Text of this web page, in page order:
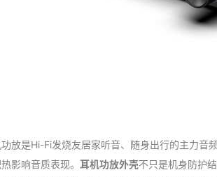
放是Hi-Fi发烧友居家听音、随身出行的主力音
影响音质表现。 耳机功放外壳不只是机身防护